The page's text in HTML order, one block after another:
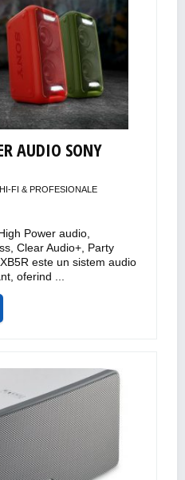
AUDIO SONY
FI & PROFESIONALE
Power audio,
Clear Audio+, Party
este un sistem audio
oferind ...